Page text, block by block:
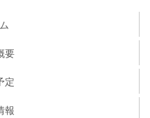
要
定
報